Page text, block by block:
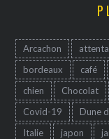
Arcachon
bordeaux
café
chien
Chocolat
Covid-19
Dune
Italie
japon